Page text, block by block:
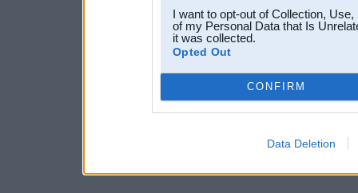
I want to opt-out of Collection,
of my Personal Data that Is
it was collected.
Opted Out
CONFIRM
Data Deletion